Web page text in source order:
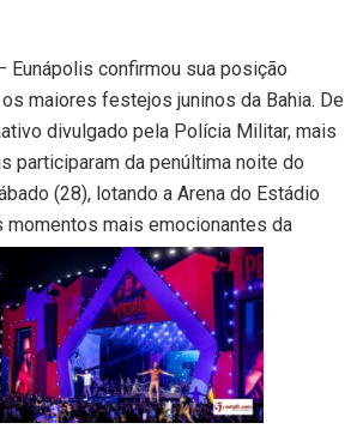
Eunápolis confirmou sua posição
maiores festejos juninos da Bahia. De
divulgado pela Polícia Militar, mais
participaram da penúltima noite do
(28), lotando a Arena do Estádio
momentos mais emocionantes da